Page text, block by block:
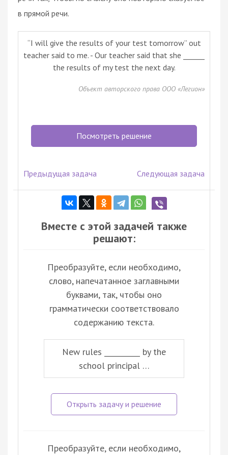
в прямой речи.
“I will give the results of your test tomorrow” out
teacher said to me. - Our teacher said that she ______
the results of my test the next day.
Объект авторского права ООО «Легион»
Посмотреть решение
Предыдущая задача Следующая задача
Вместе с этой задачей также
решают:
Преобразуйте, если необходимо,
слово, напечатанное заглавными
буквами, так, чтобы оно
грамматически соответствовало
содержанию текста.
New rules __________ by the
school principal …
Преобразуйте, если необходимо,